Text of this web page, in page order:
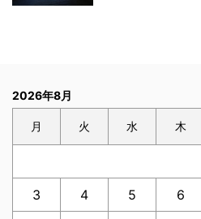
2026年8月
月 火 水 木
3 4 5 6